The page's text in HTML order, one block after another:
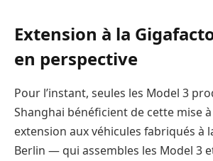
Extension à la
en perspective
Pour l’instant, seules les Model 3
Shanghai bénéficient de cette mise
extension aux véhicules fabriqués à
Berlin — qui assembles les Model 3